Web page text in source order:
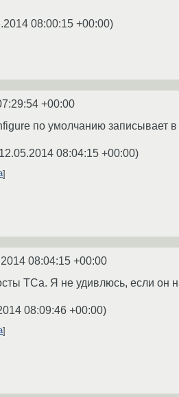
08:00:15 +00:00)
+00:00
по умолчанию записывает в
12.05.2014 08:04:15 +00:00)
08:04:15 +00:00
ТСа. Я не удивлюсь, если он
08:09:46 +00:00)